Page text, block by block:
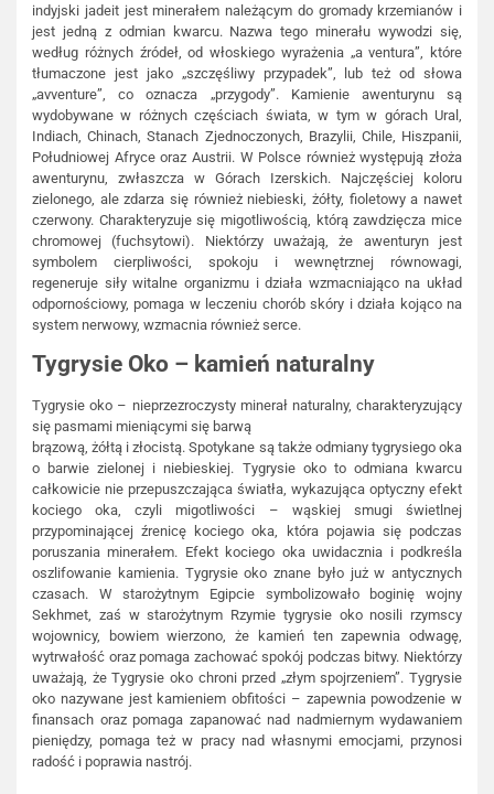
indyjski jadeit jest minerałem należącym do gromady krzemianów i
jest jedną z odmian kwarcu. Nazwa tego minerału wywodzi się,
według różnych źródeł, od włoskiego wyrażenia „a ventura”, które
tłumaczone jest jako „szczęśliwy przypadek”, lub też od słowa
„avventure”, co oznacza „przygody”. Kamienie awenturynu są
wydobywane w różnych częściach świata, w tym w górach Ural,
Indiach, Chinach, Stanach Zjednoczonych, Brazylii, Chile, Hiszpanii,
Południowej Afryce oraz Austrii. W Polsce również występują złoża
awenturynu, zwłaszcza w Górach Izerskich. Najczęściej koloru
zielonego, ale zdarza się również niebieski, żółty, fioletowy a nawet
czerwony. Charakteryzuje się migotliwością, którą zawdzięcza mice
chromowej (fuchsytowi). Niektórzy uważają, że awenturyn jest
symbolem cierpliwości, spokoju i wewnętrznej równowagi,
regeneruje siły witalne organizmu i działa wzmacniająco na układ
odpornościowy, pomaga w leczeniu chorób skóry i działa kojąco na
system nerwowy, wzmacnia również serce.
Tygrysie Oko – kamień naturalny
Tygrysie oko – nieprzezroczysty minerał naturalny, charakteryzujący
się pasmami mieniącymi się barwą
brązową, żółtą i złocistą. Spotykane są także odmiany tygrysiego oka
o barwie zielonej i niebieskiej. Tygrysie oko to odmiana kwarcu
całkowicie nie przepuszczająca światła, wykazująca optyczny efekt
kociego oka, czyli migotliwości – wąskiej smugi świetlnej
przypominającej źrenicę kociego oka, która pojawia się podczas
poruszania minerałem. Efekt kociego oka uwidacznia i podkreśla
oszlifowanie kamienia. Tygrysie oko znane było już w antycznych
czasach. W starożytnym Egipcie symbolizowało boginię wojny
Sekhmet, zaś w starożytnym Rzymie tygrysie oko nosili rzymscy
wojownicy, bowiem wierzono, że kamień ten zapewnia odwagę,
wytrwałość oraz pomaga zachować spokój podczas bitwy. Niektórzy
uważają, że Tygrysie oko chroni przed „złym spojrzeniem”. Tygrysie
oko nazywane jest kamieniem obfitości – zapewnia powodzenie w
finansach oraz pomaga zapanować nad nadmiernym wydawaniem
pieniędzy, pomaga też w pracy nad własnymi emocjami, przynosi
radość i poprawia nastrój.